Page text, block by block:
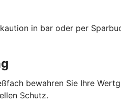
in bar oder per
bewahren Sie Ihre
Schutz.